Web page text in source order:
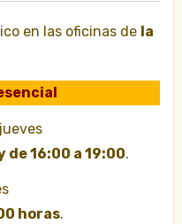
en las oficinas de la
de 16:00 a 19:00.
horas.